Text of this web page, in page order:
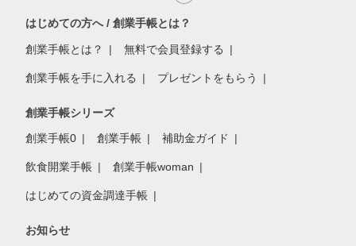
はじめての方へ / 創業手帳とは？
創業手帳とは？ 無料で会員登録する
創業手帳を手に入れる プレゼントをもらう
創業手帳シリーズ
創業手帳0 創業手帳 補助金ガイド
飲食開業手帳 創業手帳woman
はじめての資金調達手帳
お知らせ